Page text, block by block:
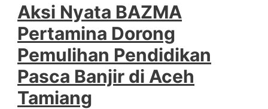
Aksi Nyata BAZMA
Pertamina Dorong
Pemulihan Pendidikan
Pasca Banjir di Aceh
Tamiang